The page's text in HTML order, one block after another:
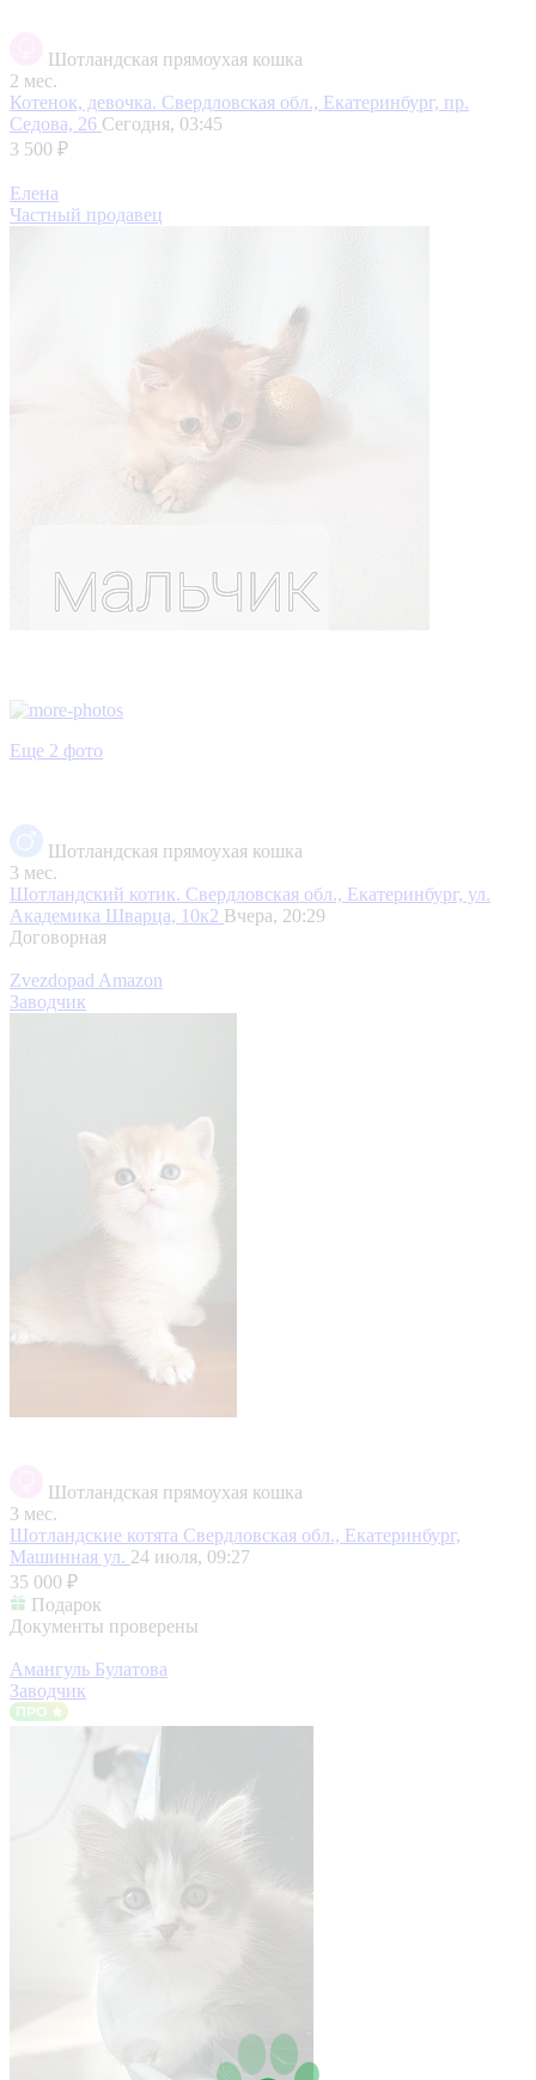
Шотландская прямоухая кошка
2 мес.
Котенок, девочка. Свердловская обл., Екатеринбург, пр.
Седова, 26 Сегодня, 03:45
3 500 ₽
Елена
Частный продавец
Еще 2 фото
Шотландская прямоухая кошка
3 мес.
Шотландский котик. Свердловская обл., Екатеринбург, ул.
Академика Шварца, 10к2 Вчера, 20:29
Договорная
Zvezdopad Amazon
Заводчик
Шотландская прямоухая кошка
3 мес.
Шотландские котята Свердловская обл., Екатеринбург,
Машинная ул. 24 июля, 09:27
35 000 ₽
Подарок
Документы проверены
Амангуль Булатова
Заводчик